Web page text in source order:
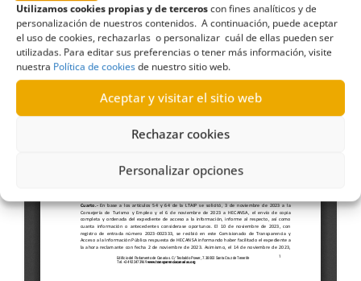
Utilizamos cookies propias y de terceroscon fines analíticos y de
personalización de nuestros contenidos. A continuación, puede aceptar
el uso de cookies, rechazarlas o personalizar cuál de ellas pueden ser
utilizadas. Para editar sus preferencias o tener más información, visite
nuestra Política de cookiesde nuestro sitio web.
Aceptar y visitar el sitio web
Rechazar cookies
Personalizar opciones